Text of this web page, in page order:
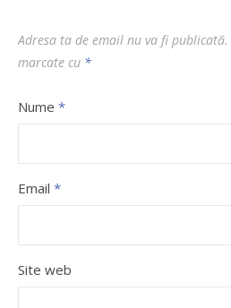
Adresa ta de email nu va fi publicată.
marcate cu *
Nume *
Email *
Site web